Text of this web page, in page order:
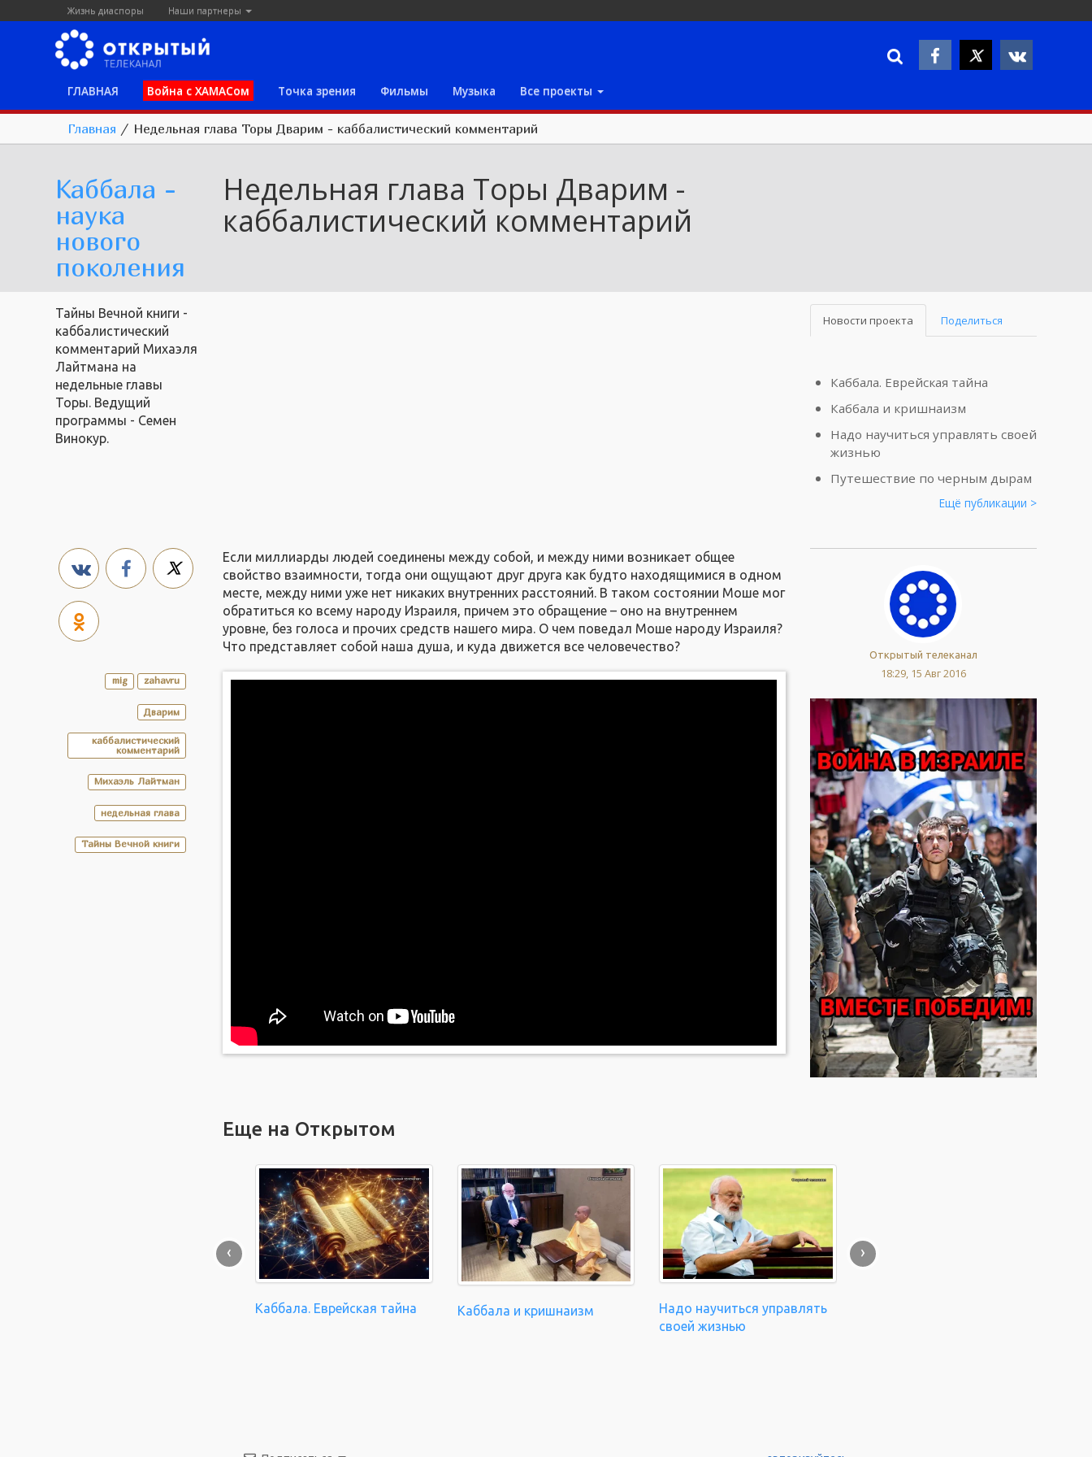
Жизнь диаспоры Наши партнеры
ГЛАВНАЯ Война с ХАМАСом Точка зрения Фильмы Музыка Все проекты
Главная / Недельная глава Торы Дварим - каббалистический комментарий
Каббала -
наука
нового
поколения
Недельная глава Торы Дварим -
каббалистический комментарий
Тайны Вечной книги -
каббалистический
комментарий Михаэля
Лайтмана на
недельные главы
Торы. Ведущий
программы - Семен
Винокур.
Новости проекта Поделиться
Каббала. Еврейская тайна
Каббала и кришнаизм
Надо научиться управлять своей
жизнью
Путешествие по черным дырам
Ещё публикации >
mig zahavru
Дварим
каббалистический
комментарий
Михаэль Лайтман
недельная глава
Тайны Вечной книги
Если миллиарды людей соединены между собой, и между ними возникает общее
свойство взаимности, тогда они ощущают друг друга как будто находящимися в одном
месте, между ними уже нет никаких внутренних расстояний. В таком состоянии Моше мог
обратиться ко всему народу Израиля, причем это обращение – оно на внутреннем
уровне, без голоса и прочих средств нашего мира. О чем поведал Моше народу Израиля?
Что представляет собой наша душа, и куда движется все человечество?
Открытый телеканал
18:29, 15 Авг 2016
Еще на Открытом
Каббала. Еврейская тайна Каббала и кришнаизм
Надо научиться управлять
своей жизнью
‹ ›